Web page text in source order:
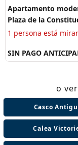
Apartamento
Plaza de la
1 persona está
SIN PAGO
o
Casco
Calea